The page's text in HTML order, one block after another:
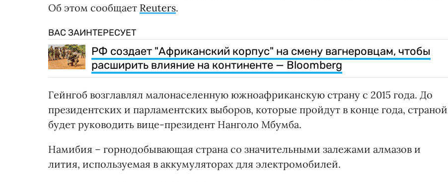
Об этом сообщает Reuters.
ВАС ЗАИНТЕРЕСУЕТ
РФ создает "Африканский корпус" на смену вагнеровцам, чтобы
расширить влияние на континенте — Bloomberg
Гейнгоб возглавлял малонаселенную южноафриканскую страну с 2015 года. До
президентских и парламентских выборов, которые пройдут в конце года, страной
будет руководить вице-президент Нанголо Мбумба.
Намибия – горнодобывающая страна со значительными залежами алмазов и
лития, используемая в аккумуляторах для электромобилей.